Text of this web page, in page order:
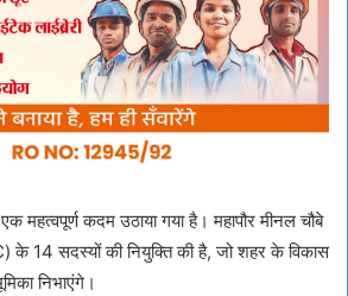
महत्वपूर्ण कदम उठाया गया है। महापौर मीनल चौबे
14 सदस्यों की नियुक्ति की है, जो शहर के विकास
निभाएंगे।